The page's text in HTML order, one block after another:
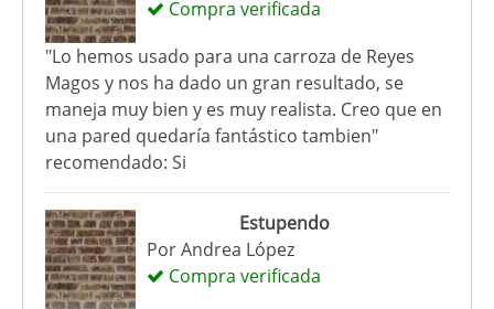
Compra verificada
"Lo hemos usado para una carroza de Reyes
Magos y nos ha dado un gran resultado, se
maneja muy bien y es muy realista. Creo que en
una pared quedaría fantástico tambien"
recomendado: Si
Estupendo
Por Andrea López
Compra verificada